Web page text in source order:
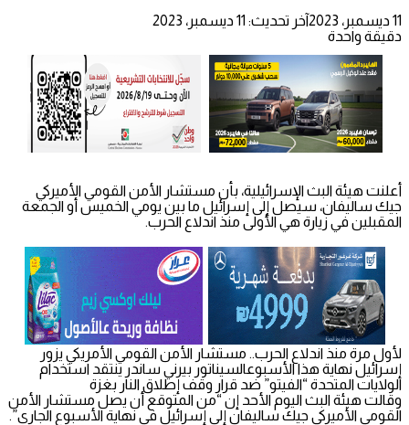
11 ديسمبر، 2023
آخر تحديث: 11 ديسمبر، 2023
دقيقة واحدة
أعلنت هيئة البث الإسرائيلية، بأن مستشار الأمن القومي الأميركي
جيك ساليفان، سيصل إلى إسرائيل ما بين يومي الخميس أو الجمعة
المقبلين في زيارة هي الأولى منذ اندلاع الحرب.
لأول مرة منذ اندلاع الحرب.. مستشار الأمن القومي الأمريكي يزور
إسرائيل نهاية هذا الأسبوعالسيناتور بيرني ساندر ينتقد استخدام
الولايات المتحدة “الفيتو” ضد قرار وقف إطلاق النار بغزة
وقالت هيئة البث اليوم الأحد إن “من المتوقع أن يصل مستشار الأمن
القومي الأميركي جيك ساليفان إلى إسرائيل في نهاية الأسبوع الجاري”.